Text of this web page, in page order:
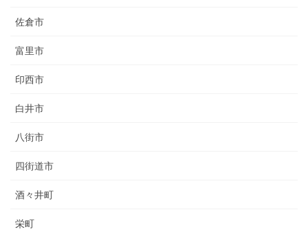
佐倉市
富里市
印西市
白井市
八街市
四街道市
酒々井町
栄町